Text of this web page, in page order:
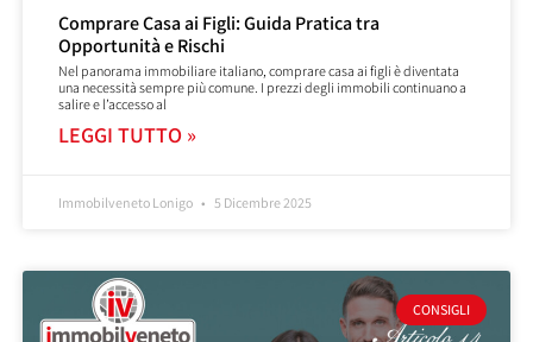
Comprare Casa ai Figli: Guida Pratica tra
Opportunità e Rischi
Nel panorama immobiliare italiano, comprare casa ai figli è diventata
una necessità sempre più comune. I prezzi degli immobili continuano a
salire e l’accesso al
LEGGI TUTTO »
Immobilveneto Lonigo 5 Dicembre 2025
CONSIGLI